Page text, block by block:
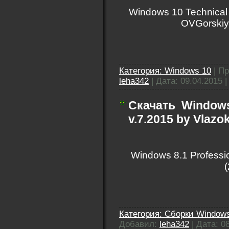
Windows 10
Категория: Windows 10
leha342
Дата: 09.04.2015
Скачать
v.7.2015 by
Windows 8.1
Категория: Сборки
Добавил: leha342 Дата: